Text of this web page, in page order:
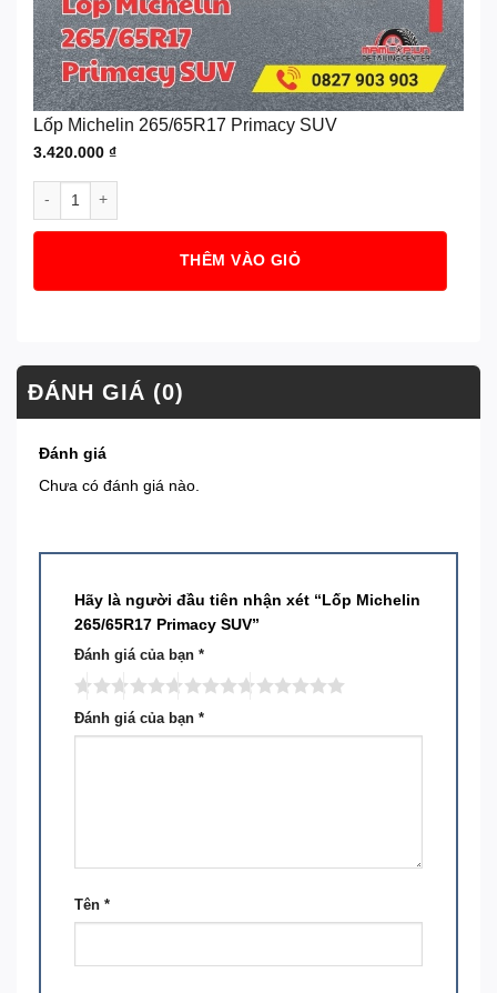
Lốp Michelin 265/65R17 Primacy SUV
3.420.000 ₫
THÊM VÀO GIỎ
ĐÁNH GIÁ (0)
Đánh giá
Chưa có đánh giá nào.
Hãy là người đầu tiên nhận xét “Lốp Michelin
265/65R17 Primacy SUV”
Đánh giá của bạn *
Đánh giá của bạn *
Tên *